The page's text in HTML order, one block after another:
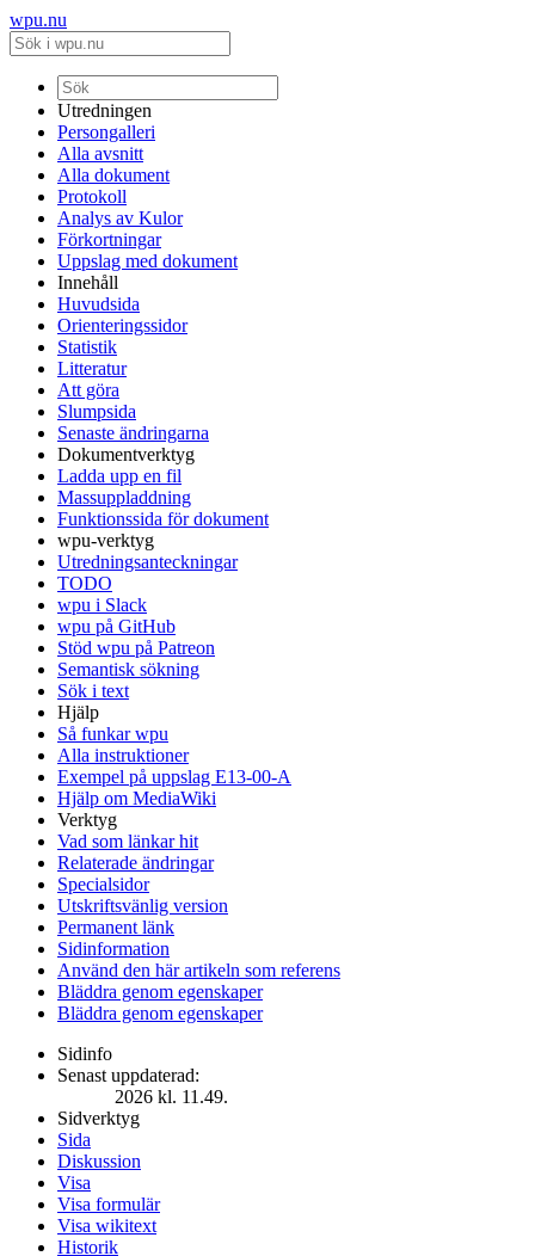
wpu.nu
Utredningen
Persongalleri
Alla avsnitt
Alla dokument
Protokoll
Analys av Kulor
Förkortningar
Uppslag med dokument
Innehåll
Huvudsida
Orienteringssidor
Statistik
Litteratur
Att göra
Slumpsida
Senaste ändringarna
Dokumentverktyg
Ladda upp en fil
Massuppladdning
Funktionssida för dokument
wpu-verktyg
Utredningsanteckningar
TODO
wpu i Slack
wpu på GitHub
Stöd wpu på Patreon
Semantisk sökning
Sök i text
Hjälp
Så funkar wpu
Alla instruktioner
Exempel på uppslag E13-00-A
Hjälp om MediaWiki
Verktyg
Vad som länkar hit
Relaterade ändringar
Specialsidor
Utskriftsvänlig version
Permanent länk
Sidinformation
Använd den här artikeln som referens
Bläddra genom egenskaper
Bläddra genom egenskaper
Sidinfo
Senast uppdaterad:
2026 kl. 11.49.
Sidverktyg
Sida
Diskussion
Visa
Visa formulär
Visa wikitext
Historik